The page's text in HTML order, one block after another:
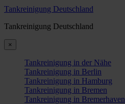
Tankreinigung Deutschland
Tankreinigung Deutschland
×
Tankreinigung in der Nähe
Tankreinigung in Berlin
Tankreinigung in Hamburg
Tankreinigung in Bremen
Tankreinigung in Bremerhaven